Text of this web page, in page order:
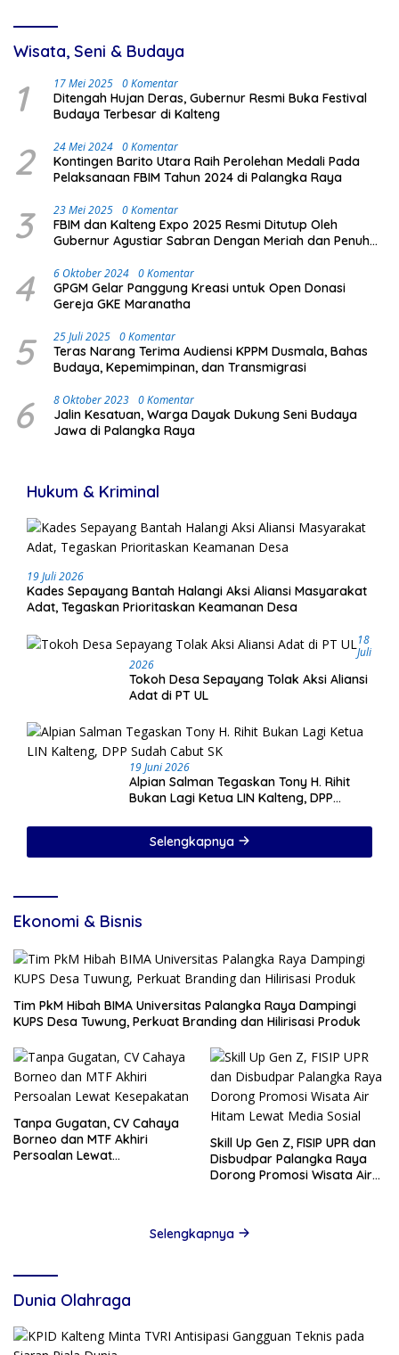
Wisata, Seni & Budaya
1 17 Mei 2025 0 Komentar
Ditengah Hujan Deras, Gubernur Resmi Buka Festival
Budaya Terbesar di Kalteng
2 24 Mei 2024 0 Komentar
Kontingen Barito Utara Raih Perolehan Medali Pada
Pelaksanaan FBIM Tahun 2024 di Palangka Raya
3 23 Mei 2025 0 Komentar
FBIM dan Kalteng Expo 2025 Resmi Ditutup Oleh
Gubernur Agustiar Sabran Dengan Meriah dan Penuh
4 6 Oktober 2024 0 Komentar
GPGM Gelar Panggung Kreasi untuk Open Donasi
Gereja GKE Maranatha
5 25 Juli 2025 0 Komentar
Teras Narang Terima Audiensi KPPM Dusmala, Bahas
Budaya, Kepemimpinan, dan Transmigrasi
6 8 Oktober 2023 0 Komentar
Jalin Kesatuan, Warga Dayak Dukung Seni Budaya
Jawa di Palangka Raya
Hukum & Kriminal
19 Juli 2026
Kades Sepayang Bantah Halangi Aksi Aliansi Masyarakat
Adat, Tegaskan Prioritaskan Keamanan Desa
18
Juli
2026
Tokoh Desa Sepayang Tolak Aksi Aliansi
Adat di PT UL
19 Juni 2026
Alpian Salman Tegaskan Tony H. Rihit
Bukan Lagi Ketua LIN Kalteng, DPP
Selengkapnya
Ekonomi & Bisnis
Tim PkM Hibah BIMA Universitas Palangka Raya Dampingi
KUPS Desa Tuwung, Perkuat Branding dan Hilirisasi Produk
Tanpa Gugatan, CV Cahaya
Borneo dan MTF Akhiri
Persoalan Lewat
Skill Up Gen Z, FISIP UPR dan
Disbudpar Palangka Raya
Dorong Promosi Wisata Air
Selengkapnya
Dunia Olahraga